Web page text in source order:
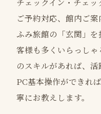
ご予約対応、館内ご
ふみ旅館の「玄関」
客様も多くいらっし
のスキルがあれば、活
PC基本操作ができれ
寧にお教えします。